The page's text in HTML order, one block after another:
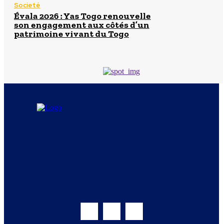
Societé
Évala 2026 : Yas Togo renouvelle
son engagement aux côtés d’un
patrimoine vivant du Togo